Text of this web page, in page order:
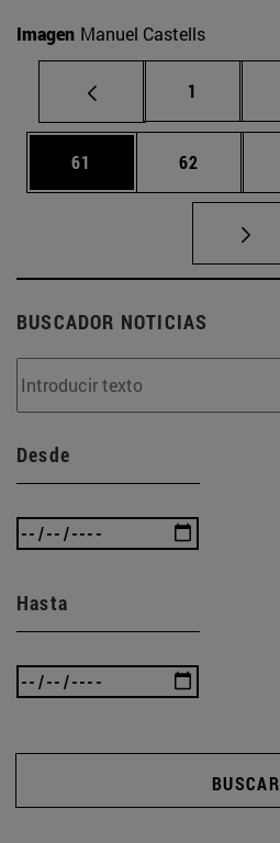
Imagen Manuel Castells
Página
1
Página
61 Página
62
BUSCADOR NOTICIAS
Desde
Hasta
BUSCAR